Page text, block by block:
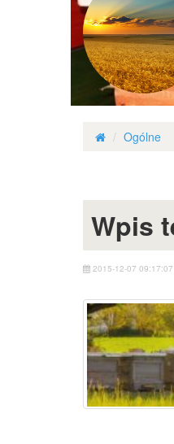
Ogólne
Wpis
2015-12-07 09:17:07